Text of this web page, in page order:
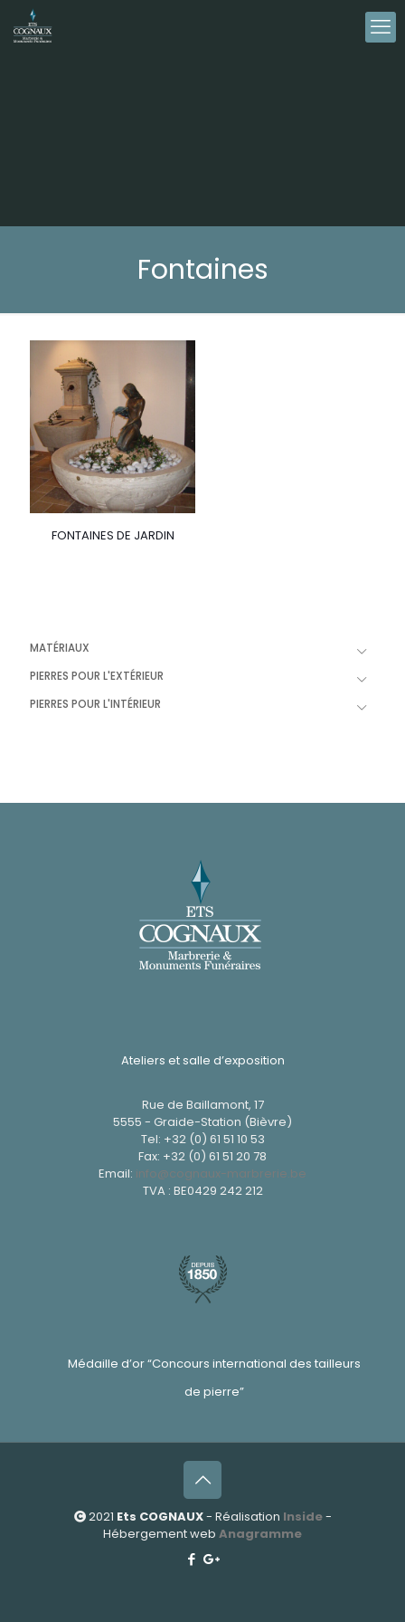
Fontaines
FONTAINES DE JARDIN
MATÉRIAUX
PIERRES POUR L'EXTÉRIEUR
PIERRES POUR L'INTÉRIEUR
Ateliers et salle d’exposition
Rue de Baillamont, 17
5555 - Graide-Station (Bièvre)
Tel: +32 (0) 61 51 10 53
Fax: +32 (0) 61 51 20 78
Email: info@cognaux-marbrerie.be
TVA : BE0429 242 212
Médaille d’or “Concours international des tailleurs
de pierre”
2021 Ets COGNAUX- Réalisation Inside-
Hébergement web Anagramme